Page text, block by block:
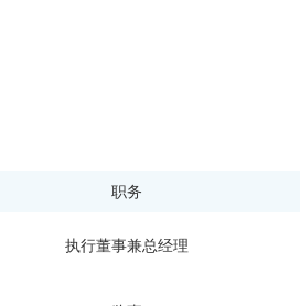
职务
执行董事兼总经理